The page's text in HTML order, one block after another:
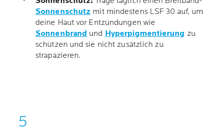
Sonnenschutz mit mindestens LSF 30 auf, um
deine Haut vor Entzündungen wie
Sonnenbrand und Hyperpigmentierung zu
schützen und sie nicht zusätzlich zu
strapazieren.